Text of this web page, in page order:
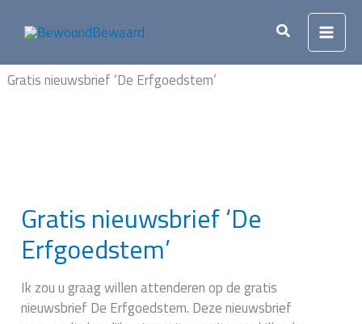
inhoud
Zoeken
Gratis nieuwsbrief ‘De Erfgoedstem’
Gratis nieuwsbrief ‘De
Erfgoedstem’
Ik zou u graag willen attenderen op de gratis
nieuwsbrief De Erfgoedstem. Deze nieuwsbrief